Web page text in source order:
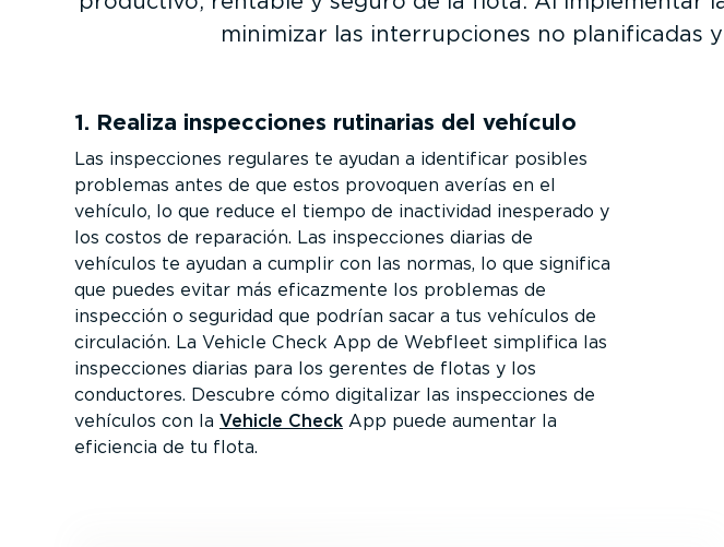
minimizar las interrup­ciones no plani­fi­cadas
1. Realiza inspec­ciones rutinarias del vehículo
Las inspec­ciones regulares te ayudan a identificar posibles
problemas antes de que estos provoquen averías en el
vehículo, lo que reduce el tiempo de inactividad inesperado y
los costos de reparación. Las inspec­ciones diarias de
vehículos te ayudan a cumplir con las normas, lo que significa
que puedes evitar más eficazmente los problemas de
inspección o seguridad que podrían sacar a tus vehículos de
circulación. La Vehicle Check App de Webfleet simplifica las
inspec­ciones diarias para los gerentes de flotas y los
conductores. Descubre cómo digitalizar las inspec­ciones de
vehículos con la Vehicle Check App puede aumentar la
eficiencia de tu flota.